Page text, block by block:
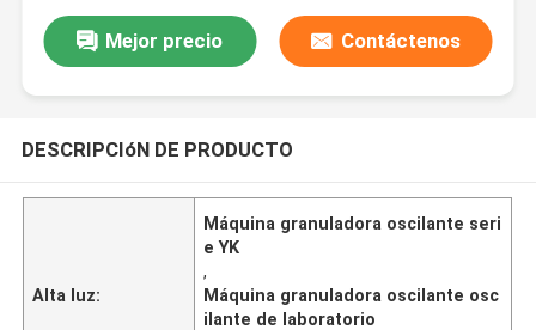
Mejor precio Contáctenos
DESCRIPCIóN DE PRODUCTO
Alta luz:
Máquina granuladora oscilante seri
e YK
,
Máquina granuladora oscilante osc
ilante de laboratorio